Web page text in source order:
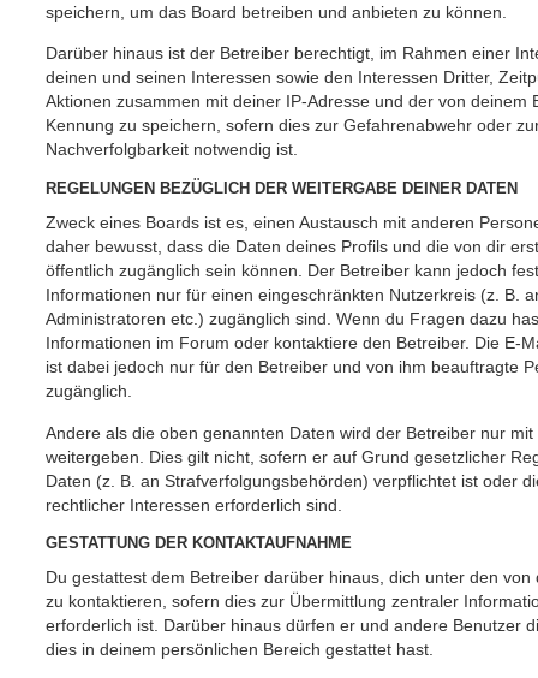
speichern, um das Board betreiben und anbieten zu können.
Darüber hinaus ist der Betreiber berechtigt, im Rahmen einer
deinen und seinen Interessen sowie den Interessen Dritter,
Aktionen zusammen mit deiner IP-Adresse und der von deinem
Kennung zu speichern, sofern dies zur Gefahrenabwehr oder
Nachverfolgbarkeit notwendig ist.
REGELUNGEN BEZÜGLICH DER WEITERGABE DEINER DATEN
Zweck eines Boards ist es, einen Austausch mit anderen
daher bewusst, dass die Daten deines Profils und die von dir
öffentlich zugänglich sein können. Der Betreiber kann jedoch
Informationen nur für einen eingeschränkten Nutzerkreis (z. B.
Administratoren etc.) zugänglich sind. Wenn du Fragen dazu
Informationen im Forum oder kontaktiere den Betreiber. Die E-
ist dabei jedoch nur für den Betreiber und von ihm beauftragte
zugänglich.
Andere als die oben genannten Daten wird der Betreiber nur
weitergeben. Dies gilt nicht, sofern er auf Grund gesetzlicher
Daten (z. B. an Strafverfolgungsbehörden) verpflichtet ist oder
rechtlicher Interessen erforderlich sind.
GESTATTUNG DER KONTAKTAUFNAHME
Du gestattest dem Betreiber darüber hinaus, dich unter den
zu kontaktieren, sofern dies zur Übermittlung zentraler
erforderlich ist. Darüber hinaus dürfen er und andere Benutzer
dies in deinem persönlichen Bereich gestattet hast.